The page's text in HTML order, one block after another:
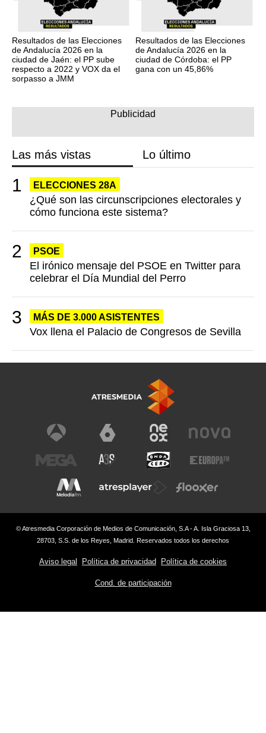
Resultados de las Elecciones
de Andalucía 2026 en la
ciudad de Jaén: el PP sube
respecto a 2022 y VOX da el
sorpasso a JMM
Resultados de las Elecciones
de Andalucía 2026 en la
ciudad de Córdoba: el PP
gana con un 45,86%
Las más vistas Lo último
ELECCIONES 28A
¿Qué son las circunscripciones electorales y
cómo funciona este sistema?
PSOE
El irónico mensaje del PSOE en Twitter para
celebrar el Día Mundial del Perro
MÁS DE 3.000 ASISTENTES
Vox llena el Palacio de Congresos de Sevilla
© Atresmedia Corporación de Medios de Comunicación, S.A - A. Isla Graciosa 13,
28703, S.S. de los Reyes, Madrid. Reservados todos los derechos
Aviso legal Política de privacidad Política de cookies
Cond. de participación